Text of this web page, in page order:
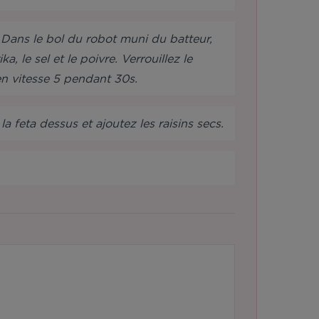
le bol du robot muni du batteur,
le sel et le poivre. Verrouillez le
vitesse 5 pendant 30s.
feta dessus et ajoutez les raisins secs.